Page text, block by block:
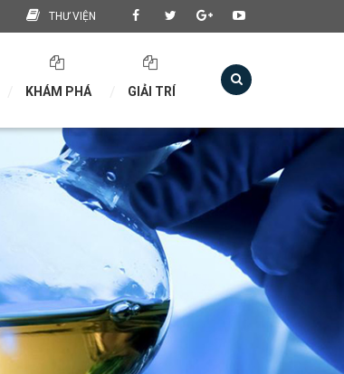
THƯ VIỆN
KHÁM PHÁ GIẢI TRÍ